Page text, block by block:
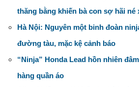
thăng bằng khiến bà con sợ hãi né
Hà Nội: Nguyên một binh đoàn
đường tàu, mặc kệ cảnh báo
“Ninja” Honda Lead hồn nhiên
hàng quần áo